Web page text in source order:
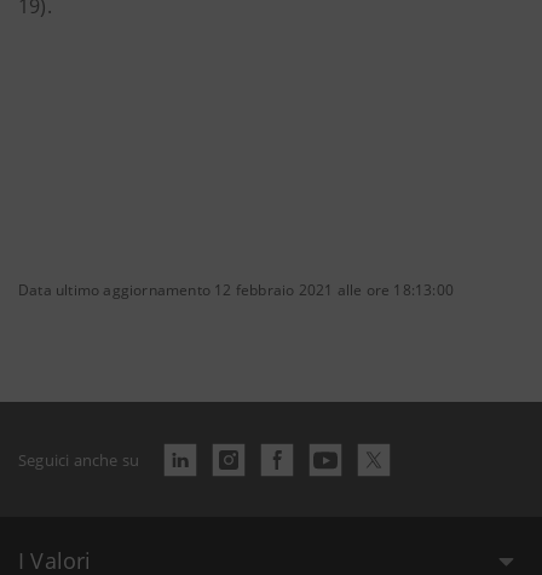
19).
Data ultimo aggiornamento 12 febbraio 2021 alle ore 18:13:00
Seguici anche su
I Valori